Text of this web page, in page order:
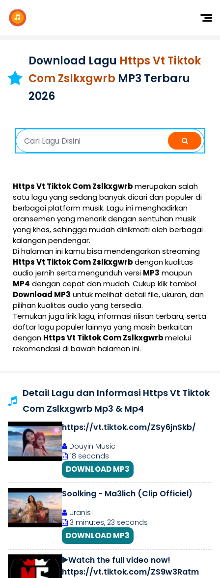
Dangdut
Indonesia
K-Pop
Download Lagu Https Vt Tiktok
Com Zslkxgwrb MP3 Terbaru
2026
Https Vt Tiktok Com Zslkxgwrbmerupakan salah
satu lagu yang sedang banyak dicari dan populer di
berbagai platform musik. Lagu ini menghadirkan
aransemen yang menarik dengan sentuhan musik
yang khas, sehingga mudah dinikmati oleh berbagai
kalangan pendengar.
Di halaman ini kamu bisa mendengarkan streaming
Https Vt Tiktok Com Zslkxgwrbdengan kualitas
audio jernih serta mengunduh versi MP3 maupun
MP4 dengan cepat dan mudah. Cukup klik tombol
Download MP3 untuk melihat detail file, ukuran, dan
pilihan kualitas audio yang tersedia.
Temukan juga lirik lagu, informasi rilisan terbaru, serta
daftar lagu populer lainnya yang masih berkaitan
dengan Https Vt Tiktok Com Zslkxgwrbmelalui
rekomendasi di bawah halaman ini.
Detail Lagu dan Informasi Https Vt Tiktok
Com Zslkxgwrb Mp3 & Mp4
https://vt.tiktok.com/ZSy6jnSkb/
Douyin Music
18 seconds
DOWNLOAD MP3
Soolking - Ma3lich (Clip Officiel)
Uranis
3 minutes, 23 seconds
DOWNLOAD MP3
▶️Watch the full video now!
https://vt.tiktok.com/ZS9w3Ratm